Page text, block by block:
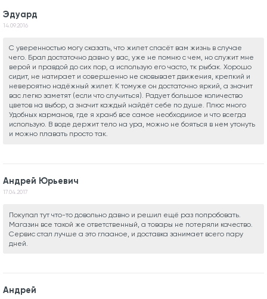
Эдуард
14.09.2016
С уверенностью могу сказать, что жилет спасёт вам жизнь в случае
чего. Брал достаточно давно у вас, уже не помню с чем, но служит мне
верой и правдой до сих пор, а использую его часто, тк рыбак. Хорошо
сидит, не натирает и совершенно не сковывает движения, крепкий и
невероятно надёжный жилет. К томуже он достаточно яркий, а значит
вас легко заметят (если что случиться). Радует большое количество
цветов на выбор, а значит каждый найдёт себе по душе. Плюс много
Удобных карманов, где я хранб все самое необходииое и что всегда
использую. В воде держит тело на ура, можно не бояться в нем утонуть
и можно плавать просто так.
Андрей Юрьевич
17.04.2017
Покупал тут что-то довольно давно и решил ещё раз попробовать.
Магазин все такой же ответственный, а товары не потеряли качество.
Сервис стал лучше а это глааное, и доставка занимает всего пару
дней.
Андрей